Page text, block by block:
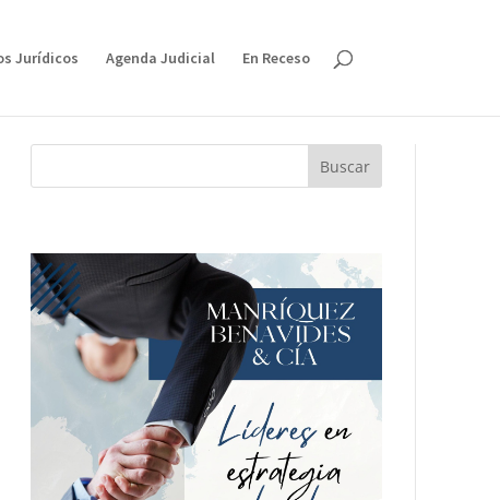
Jurídicos Agenda Judicial En Receso